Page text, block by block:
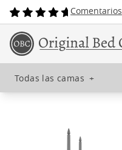
Comentarios
Todas las camas +